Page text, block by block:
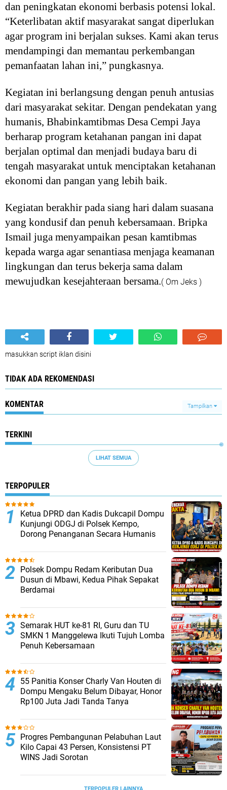
dan peningkatan ekonomi berbasis potensi lokal.
“Keterlibatan aktif masyarakat sangat diperlukan
agar program ini berjalan sukses. Kami akan terus
mendampingi dan memantau perkembangan
pemanfaatan lahan ini,” pungkasnya.
Kegiatan ini berlangsung dengan penuh antusias
dari masyarakat sekitar. Dengan pendekatan yang
humanis, Bhabinkamtibmas Desa Cempi Jaya
berharap program ketahanan pangan ini dapat
berjalan optimal dan menjadi budaya baru di
tengah masyarakat untuk menciptakan ketahanan
ekonomi dan pangan yang lebih baik.
Kegiatan berakhir pada siang hari dalam suasana
yang kondusif dan penuh kebersamaan. Bripka
Ismail juga menyampaikan pesan kamtibmas
kepada warga agar senantiasa menjaga keamanan
lingkungan dan terus bekerja sama dalam
mewujudkan kesejahteraan bersama.( Om Jeks )
masukkan script iklan disini
TIDAK ADA REKOMENDASI
KOMENTAR Tampilkan
TERKINI
LIHAT SEMUA
TERPOPULER
Ketua DPRD dan Kadis Dukcapil Dompu
Kunjungi ODGJ di Polsek Kempo,
Dorong Penanganan Secara Humanis
Polsek Dompu Redam Keributan Dua
Dusun di Mbawi, Kedua Pihak Sepakat
Berdamai
Semarak HUT ke-81 RI, Guru dan TU
SMKN 1 Manggelewa Ikuti Tujuh Lomba
Penuh Kebersamaan
55 Panitia Konser Charly Van Houten di
Dompu Mengaku Belum Dibayar, Honor
Rp100 Juta Jadi Tanda Tanya
Progres Pembangunan Pelabuhan Laut
Kilo Capai 43 Persen, Konsistensi PT
WINS Jadi Sorotan